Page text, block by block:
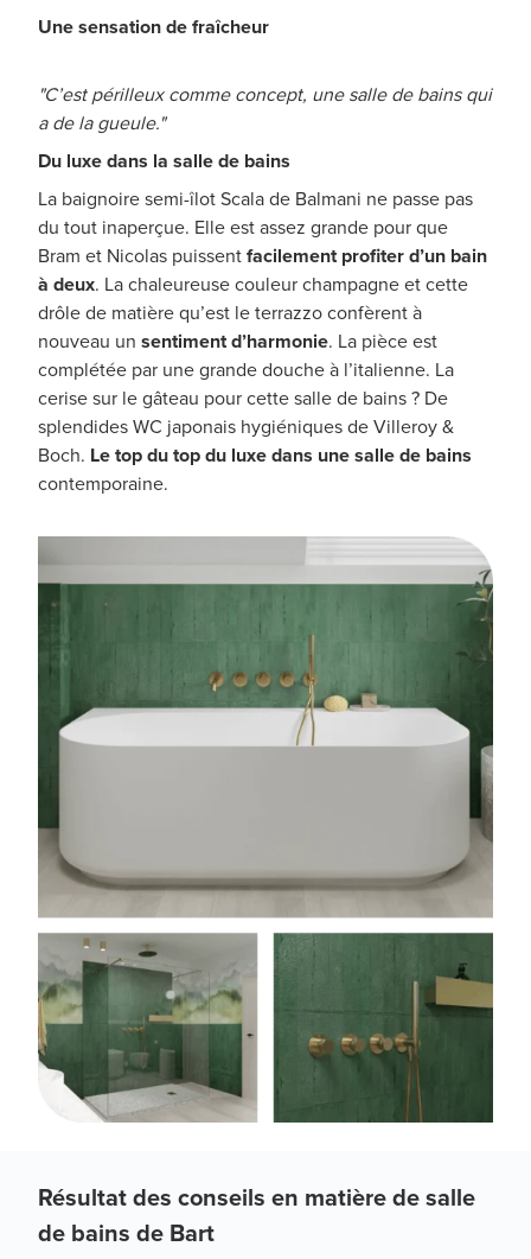
Une sensation de fraîcheur
"C’est périlleux comme concept, une salle de bains qui
a de la gueule."
Du luxe dans la salle de bains
La baignoire semi-îlot Scala de Balmani ne passe pas
du tout inaperçue. Elle est assez grande pour que
Bram et Nicolas puissentfacilement profiter d’un bain
à deux. La chaleureuse couleur champagne et cette
drôle de matière qu’est le terrazzo confèrent à
nouveau un sentiment d’harmonie. La pièce est
complétée par une grande douche à l’italienne. La
cerise sur le gâteau pour cette salle de bains ? De
splendides WC japonais hygiéniques de Villeroy &
Boch. Le top du top du luxe dans une salle de bains
contemporaine.
Résultat des conseils en matière de salle
de bains de Bart